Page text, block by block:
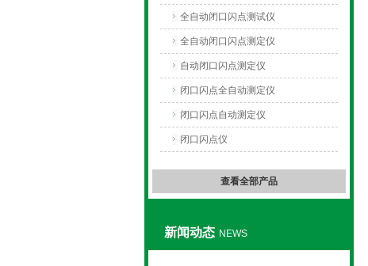
全自动闭口闪点测试仪
全自动闭口闪点测定仪
自动闭口闪点测定仪
闭口闪点全自动测定仪
闭口闪点自动测定仪
闭口闪点仪
查看全部产品
新闻动态 NEWS